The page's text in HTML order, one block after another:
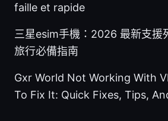
faille et rapide
三星esim手機：2026 最新支援
旅行必備指南
Gxr World Not Working With
To Fix It: Quick Fixes, Tips,